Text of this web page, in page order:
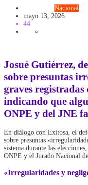
Nacional
mayo 13, 2026
44
Josué Gutiérrez,
sobre presuntas
graves registradas
indicando que
ONPE y del JNE
En diálogo con Exitosa, el
sobre presuntas
sistema durante las
ONPE y el Jurado Nacional
«Irregularidades y